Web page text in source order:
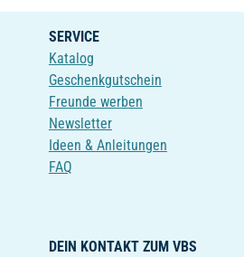
SERVICE
Katalog
Geschenkgutschein
Freunde werben
Newsletter
Ideen & Anleitungen
FAQ
DEIN KONTAKT ZUM VBS